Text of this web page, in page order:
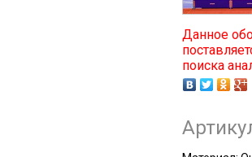
Данное
поиска